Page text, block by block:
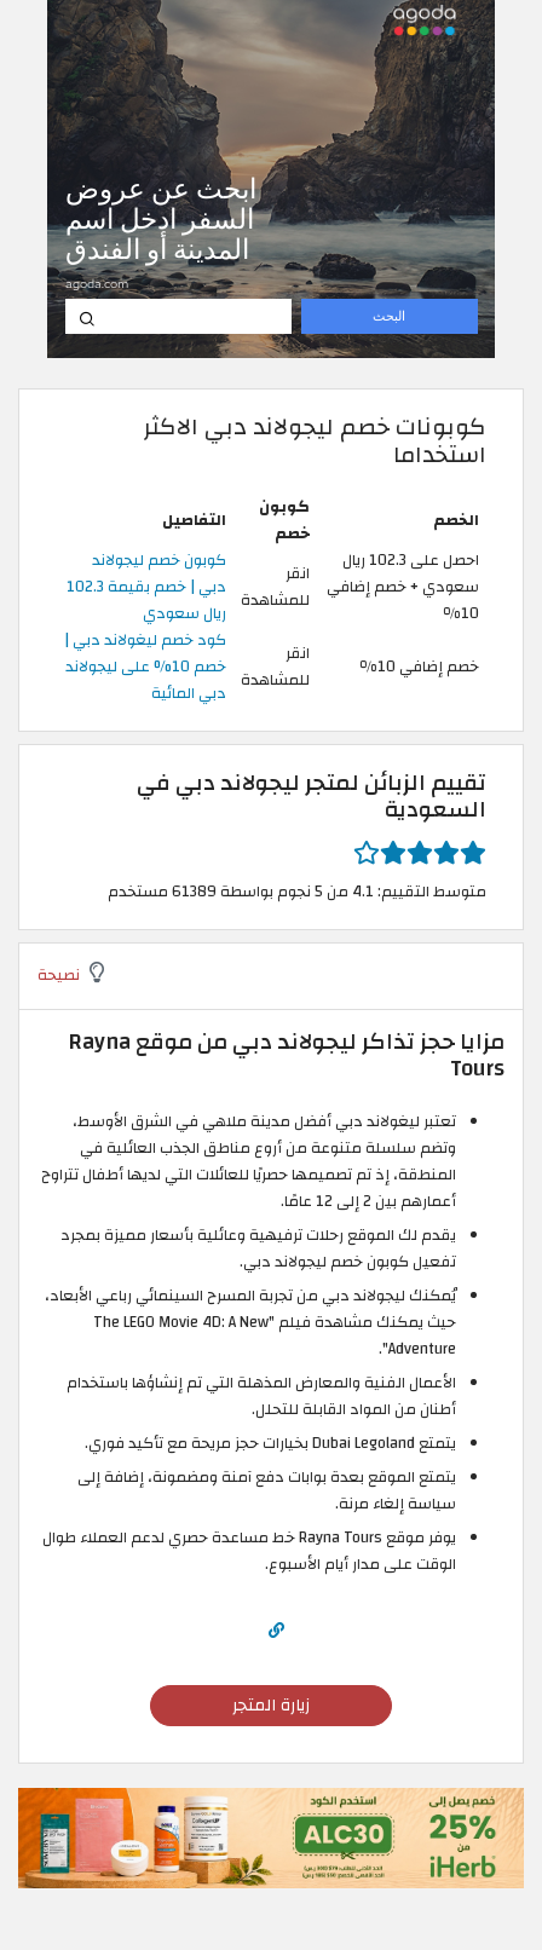
كوبونات خصم ليجولاند دبي الاكثر
استخداما
الخصم
كوبون
خصم
التفاصيل
احصل على 102.3 ريال
سعودي + خصم إضافي
10٪
انقر
للمشاهدة
كوبون خصم ليجولاند
دبي | خصم بقيمة 102.3
ريال سعودي
خصم إضافي 10٪
انقر
للمشاهدة
كود خصم ليغولاند دبي |
خصم 10% على ليجولاند
دبي المائية
تقييم الزبائن لمتجر ليجولاند دبي في
السعودية
متوسط التقييم: 4.1 من 5 نجوم بواسطة 61389 مستخدم
نصيحة
مزايا حجز تذاكر ليجولاند دبي من موقع Rayna
Tours
تعتبر ليغولاند دبي أفضل مدينة ملاهي في الشرق الأوسط،
وتضم سلسلة متنوعة من أروع مناطق الجذب العائلية في
المنطقة، إذ تم تصميمها حصريًا للعائلات التي لديها أطفال تتراوح
أعمارهم بين 2 إلى 12 عامًا.
يقدم لك الموقع رحلات ترفيهية وعائلية بأسعار مميزة بمجرد
تفعيل كوبون خصم ليجولاند دبي.
يُمكنك ليجولاند دبي من تجربة المسرح السينمائي رباعي الأبعاد،
حيث يمكنك مشاهدة فيلم "The LEGO Movie 4D: A New
Adventure".
الأعمال الفنية والمعارض المذهلة التي تم إنشاؤها باستخدام
أطنان من المواد القابلة للتحلل.
يتمتع Dubai Legoland بخيارات حجز مريحة مع تأكيد فوري.
يتمتع الموقع بعدة بوابات دفع آمنة ومضمونة، إضافة إلى
سياسة إلغاء مرنة.
يوفر موقع Rayna Tours خط مساعدة حصري لدعم العملاء طوال
الوقت على مدار أيام الأسبوع.
زيارة المتجر